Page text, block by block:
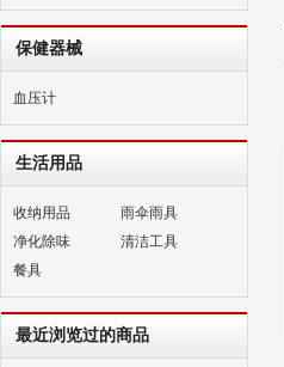
保健器械
血压计
生活用品
收纳用品
雨伞雨具
净化除味
清洁工具
餐具
最近浏览过的商品